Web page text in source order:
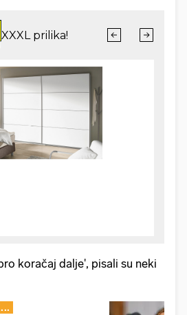
koračaj dalje', pisali su neki